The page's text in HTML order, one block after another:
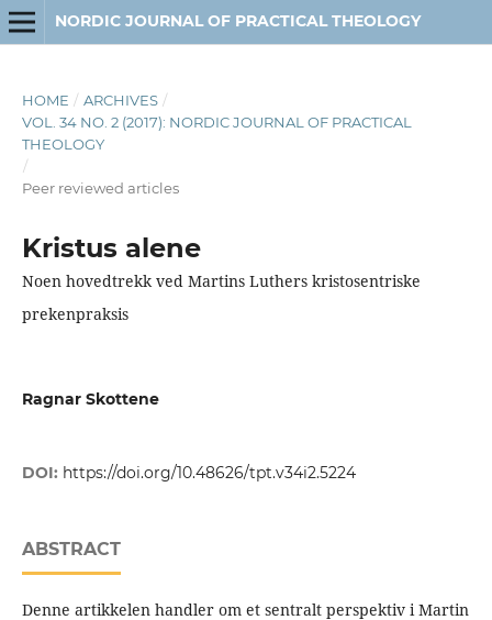
NORDIC JOURNAL OF PRACTICAL THEOLOGY
HOME / ARCHIVES /
VOL. 34 NO. 2 (2017): NORDIC JOURNAL OF PRACTICAL
THEOLOGY
/
Peer reviewed articles
Kristus alene
Noen hovedtrekk ved Martins Luthers kristosentriske
prekenpraksis
Ragnar Skottene
DOI: https://doi.org/10.48626/tpt.v34i2.5224
ABSTRACT
Denne artikkelen handler om et sentralt perspektiv i Martin